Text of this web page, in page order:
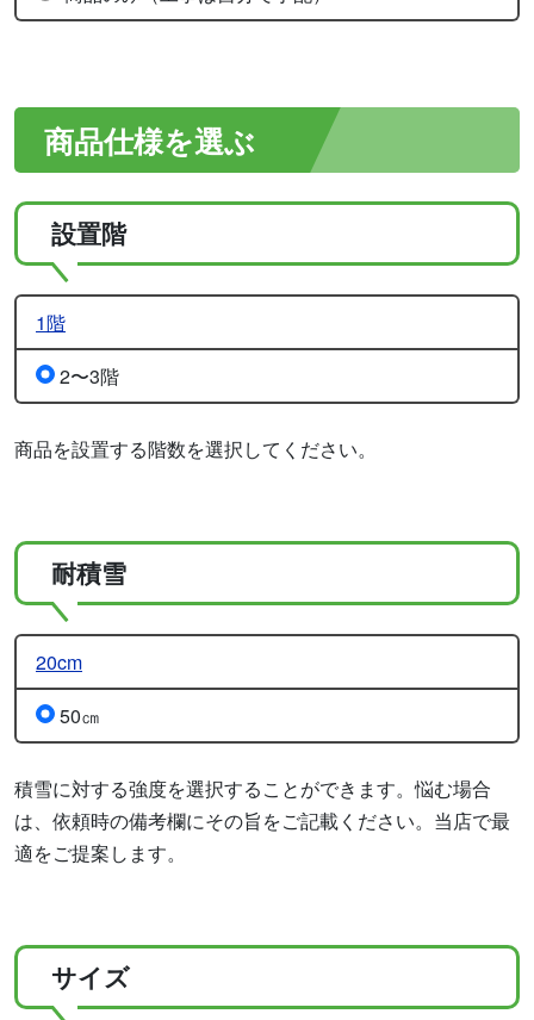
商品仕様を選ぶ
設置階
商品を設置する階数を選択してください。
1階
2〜3階
耐積雪
積雪に対する強度を選択することができます。悩む場合
は、依頼時の備考欄にその旨をご記載ください。当店で最
適をご提案します。
20cm
50㎝
サイズ